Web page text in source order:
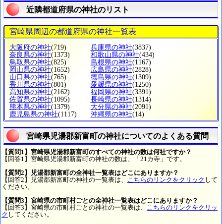
近隣都道府県の神社のリスト
宮崎県周辺の都道府県の神社一覧表
大阪府の神社(719) 兵庫県の神社(3837)
奈良県の神社(1373) 和歌山県の神社(434)
鳥取県の神社(825) 島根県の神社(1167)
岡山県の神社(1652) 広島県の神社(2828)
山口県の神社(765) 徳島県の神社(1309)
香川県の神社(801) 愛媛県の神社(1250)
高知県の神社(2162) 福岡県の神社(3391)
佐賀県の神社(1095) 長崎県の神社(1314)
熊本県の神社(1379) 大分県の神社(2091)
鹿児島県の神社(1117) 沖縄県の神社(14)
宮崎県児湯郡新富町の神社についてのよくある質問
【質問1】宮崎県児湯郡新富町のすべての神社の数は何社ですか？
【回答1】宮崎県児湯郡新富町の神社の数は、「21カ寺」です。
【質問2】児湯郡新富町の全神社一覧表はどこにありますか？
【回答2】児湯郡新富町の神社の一覧表は、 こちらのリンクをクリック して
ください。
【質問3】宮崎県の市町村ごとの全神社一覧表はどこにありますか？
【回答3】宮崎県の市町村ごとの神社の一覧表は、 こちらのリンクをクリッ
ク してください。